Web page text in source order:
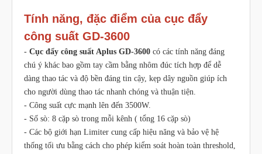
Tính năng, đặc điểm của cục đẩy
công suất GD-3600
- Cục đẩy công suất Aplus GD-3600 có các tính năng đáng
chú ý khác bao gồm tay cầm bằng nhôm đúc tích hợp để dễ
dàng thao tác và độ bền đáng tin cậy, kẹp dây nguồn giúp ích
cho người dùng thao tác nhanh chóng và thuận tiện.
- Công suất cực mạnh lên đến 3500W.
- Số sò: 8 cặp sò trong mỗi kênh ( tổng 16 cặp sò)
- Các bộ giới hạn Limiter cung cấp hiệu năng và bảo vệ hệ
thống tối ưu bằng cách cho phép kiểm soát hoàn toàn threshold,